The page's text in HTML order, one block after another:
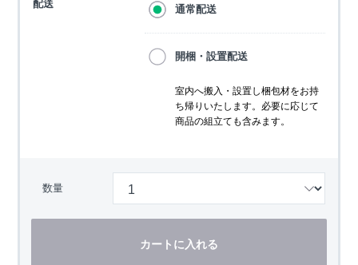
配送 通常配送
開梱・設置配送
室内へ搬入・設置し梱包材をお持
ち帰りいたします。必要に応じて
商品の組立ても含みます。
数量
カートに入れる